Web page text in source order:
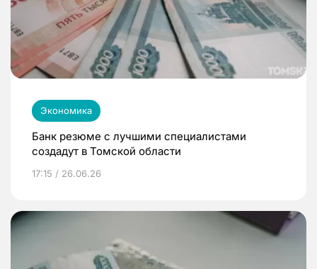
Экономика
Банк резюме с лучшими специалистами
создадут в Томской области
17:15 / 26.06.26